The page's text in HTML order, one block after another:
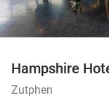
Hampshire
Zutphen